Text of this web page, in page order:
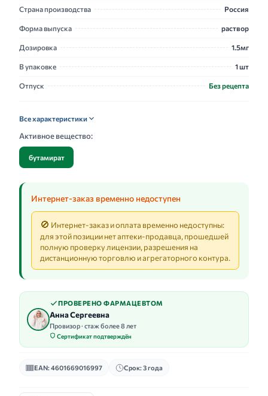
Страна производства Россия
Форма выпуска раствор
Дозировка 1.5мг
В упаковке 1 шт
Отпуск Без рецепта
Все характеристики
Активное вещество:
бутамират
Интернет-заказ временно недоступен
🚫 Интернет-заказ и оплата временно недоступны:
для этой позиции нет аптеки-продавца, прошедшей
полную проверку лицензии, разрешения на
дистанционную торговлю и агрегаторного контура.
ПРОВЕРЕНО ФАРМАЦЕВТОМ
Анна Сергеевна
Провизор · стаж более 8 лет
Сертификат подтверждён
EAN: 4601669016997 Срок: 3 года